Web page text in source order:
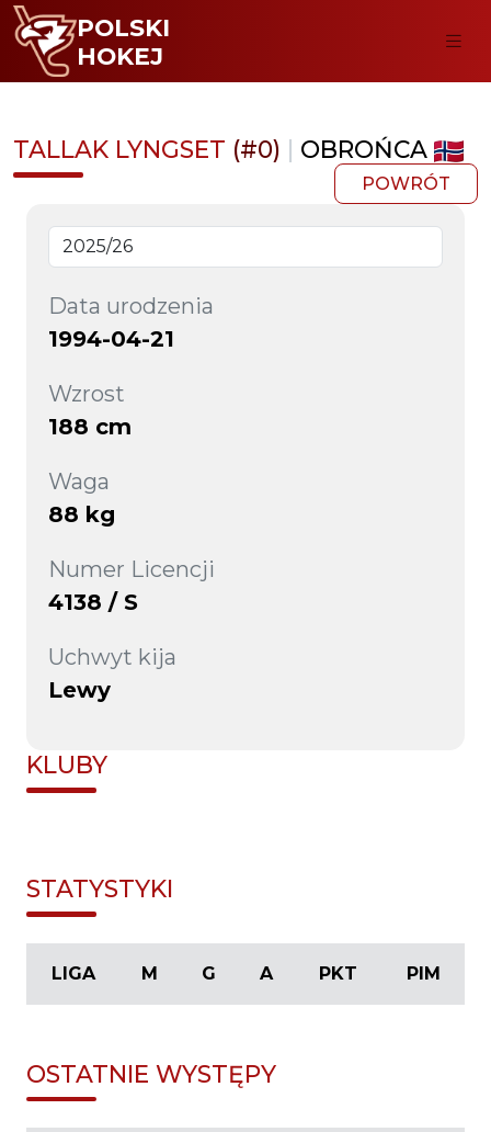
POLSKI
HOKEJ
TALLAK LYNGSET (#0) | OBROŃCA
POWRÓT
Data urodzenia
1994-04-21
Wzrost
188 cm
Waga
88 kg
Numer Licencji
4138 / S
Uchwyt kija
Lewy
KLUBY
STATYSTYKI
LIGA M G A PKT PIM
OSTATNIE WYSTĘPY